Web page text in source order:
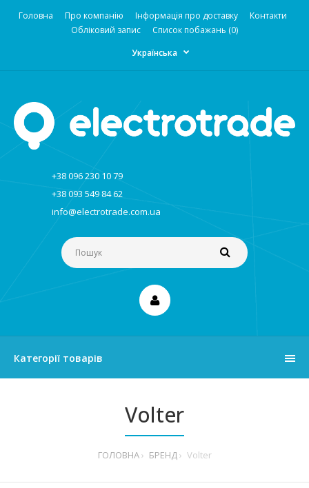
Головна Про компанію Інформація про доставку
Контакти
Обліковий запис
Список побажань (0)
Українська
+38 096 230 10 79
+38 093 549 84 62
info@electrotrade.com.ua
Категорії товарів
Volter
ГОЛОВНА БРЕНД Volter